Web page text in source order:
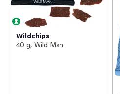
Wildchips
40 g, Wild Man